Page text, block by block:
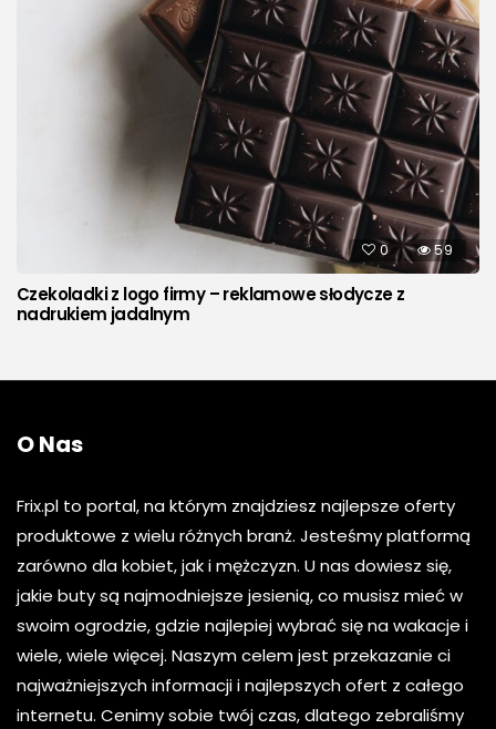
0 59
Czekoladki z logo firmy – reklamowe słodycze z
nadrukiem jadalnym
O Nas
Frix.pl to portal, na którym znajdziesz najlepsze oferty
produktowe z wielu różnych branż. Jesteśmy platformą
zarówno dla kobiet, jak i mężczyzn. U nas dowiesz się,
jakie buty są najmodniejsze jesienią, co musisz mieć w
swoim ogrodzie, gdzie najlepiej wybrać się na wakacje i
wiele, wiele więcej. Naszym celem jest przekazanie ci
najważniejszych informacji i najlepszych ofert z całego
internetu. Cenimy sobie twój czas, dlatego zebraliśmy